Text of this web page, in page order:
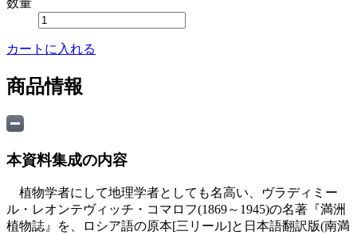
数量
カートに入れる
商品情報
本資料集成の内容
植物学者にして地理学者としても名高い、ヴラディミー
ル・レオンテヴィッチ・コマロフ(1869～1945)の名著『満洲
植物誌』を、ロシア語の原本[三リール]と日本語翻訳版(南満